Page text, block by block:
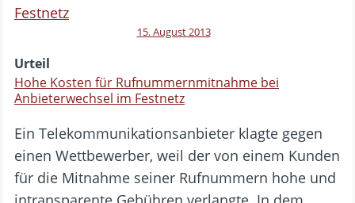
15. August 2013
Urteil
Hohe Kosten für Rufnummernmitnahme bei
Anbieterwechsel im Festnetz
Ein Telekommunikationsanbieter klagte gegen
einen Wettbewerber, weil der von einem Kunden
für die Mitnahme seiner Rufnummern hohe und